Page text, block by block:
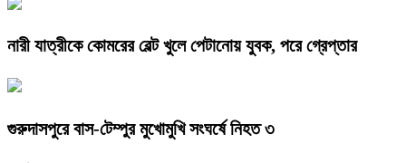
নারী যাত্রীকে কোমরের বেল্ট খুলে পেটানোয় যুবক, পরে গ্রেপ্তার
গুরুদাসপুরে বাস-টেম্পুর মুখোমুখি সংঘর্ষে নিহত ৩